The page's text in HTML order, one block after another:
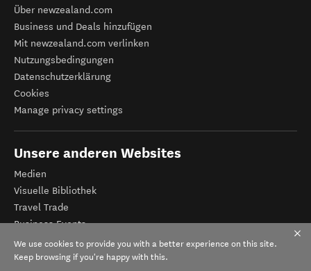
Über newzealand.com
Business und Deals hinzufügen
Mit newzealand.com verlinken
Nutzungsbedingungen
Datenschutzerklärung
Cookies
Manage privacy settings
Unsere anderen Websites
Medien
Visuelle Bibliothek
Travel Trade
Business Events
Tourismus Neuseeland
Veranstalter-Registrierung
We use cookies to provide you with a better experience on this site.
Keep browsing if you're happy with this.